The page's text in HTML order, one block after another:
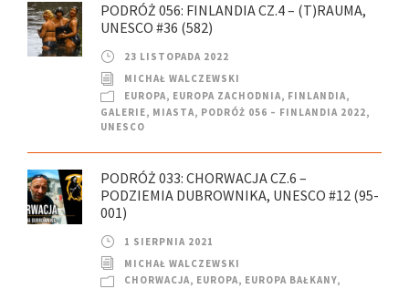
PODRÓŻ 056: FINLANDIA CZ.4 – (T)RAUMA,
UNESCO #36 (582)
23 LISTOPADA 2022
MICHAŁ WALCZEWSKI
EUROPA, EUROPA ZACHODNIA, FINLANDIA,
GALERIE, MIASTA, PODRÓŻ 056 – FINLANDIA 2022,
UNESCO
PODRÓŻ 033: CHORWACJA CZ.6 –
PODZIEMIA DUBROWNIKA, UNESCO #12 (95-
001)
1 SIERPNIA 2021
MICHAŁ WALCZEWSKI
CHORWACJA, EUROPA, EUROPA BAŁKANY,